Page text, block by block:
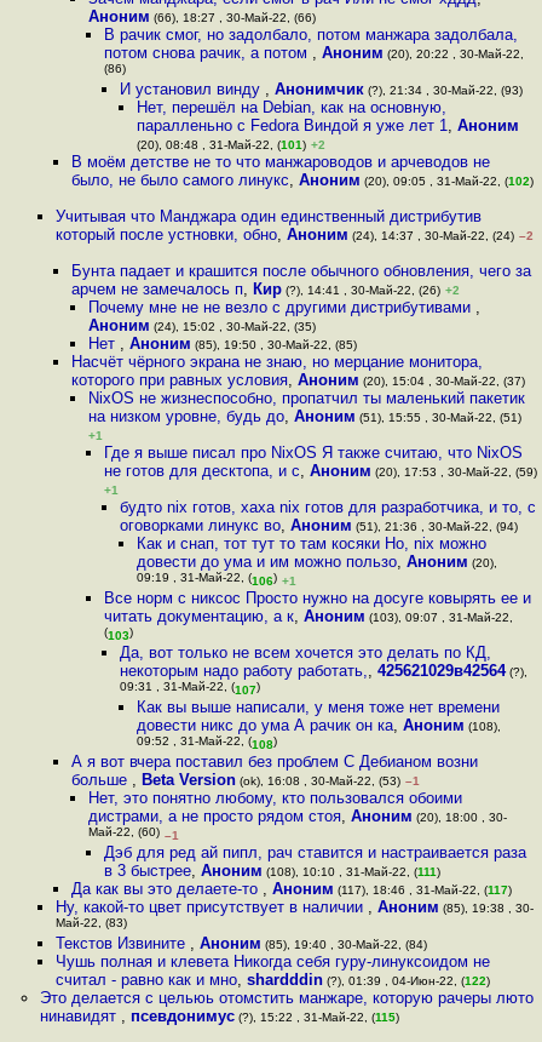
Аноним (66), 18:27 , 30-Май-22, (66)
В рачик смог, но задолбало, потом манжара задолбала,
потом снова рачик, а потом , Аноним (20), 20:22 , 30-Май-22,
(86)
И установил винду ,Анонимчик (?), 21:34 , 30-Май-22, (93)
Нет, перешёл на Debian, как на основную,
паралленьно с Fedora Виндой я уже лет 1, Аноним
(20), 08:48 , 31-Май-22, (101) +2
В моём детстве не то что манжароводов и арчеводов не
было, не было самого линукс,Аноним (20), 09:05 , 31-Май-22, (102)
Учитывая что Манджара один единственный дистрибутив
который после устновки, обно, Аноним (24), 14:37 , 30-Май-22, (24) –2
Бунта падает и крашится после обычного обновления, чего за
арчем не замечалось п, Кир (?), 14:41 , 30-Май-22, (26) +2
Почему мне не не везло с другими дистрибутивами ,
Аноним (24), 15:02 , 30-Май-22, (35)
Нет , Аноним (85), 19:50 , 30-Май-22, (85)
Насчёт чёрного экрана не знаю, но мерцание монитора,
которого при равных условия,Аноним (20), 15:04 , 30-Май-22, (37)
NixOS не жизнеспособно, пропатчил ты маленький пакетик
на низком уровне, будь до, Аноним (51), 15:55 , 30-Май-22, (51)
+1
Где я выше писал про NixOS Я также считаю, что NixOS
не готов для десктопа, и с, Аноним (20), 17:53 , 30-Май-22, (59)
+1
будто nix готов, хаха nix готов для разработчика, и то, с
оговорками линукс во,Аноним (51), 21:36 , 30-Май-22, (94)
Как и снап, тот тут то там косяки Но, nix можно
довести до ума и им можно пользо, Аноним (20),
09:19 , 31-Май-22, (106) +1
Все норм с никсос Просто нужно на досуге ковырять ее и
читать документацию, а к, Аноним (103), 09:07 , 31-Май-22,
(103)
Да, вот только не всем хочется это делать по КД,
некоторым надо работу работать,,425621029в42564(?),
09:31 , 31-Май-22, (107)
Как вы выше написали, у меня тоже нет времени
довести никс до ума А рачик он ка, Аноним (108),
09:52 , 31-Май-22, (108)
А я вот вчера поставил без проблем С Дебианом возни
больше , Beta Version (ok), 16:08 , 30-Май-22, (53) –1
Нет, это понятно любому, кто пользовался обоими
дистрами, а не просто рядом стоя, Аноним (20), 18:00 , 30-
Май-22, (60) –1
Дэб для ред ай пипл, рач ставится и настраивается раза
в 3 быстрее, Аноним (108), 10:10 , 31-Май-22, (111)
Да как вы это делаете-то ,Аноним (117), 18:46 , 31-Май-22, (117)
Ну, какой-то цвет присутствует в наличии , Аноним (85), 19:38 , 30-
Май-22, (83)
Текстов Извините , Аноним (85), 19:40 , 30-Май-22, (84)
Чушь полная и клевета Никогда себя гуру-линуксоидом не
считал - равно как и мно, shardddin(?), 01:39 , 04-Июн-22, (122)
Это делается с цельюь отомстить манжаре, которую рачеры люто
нинавидят , псевдонимус(?), 15:22 , 31-Май-22, (115)